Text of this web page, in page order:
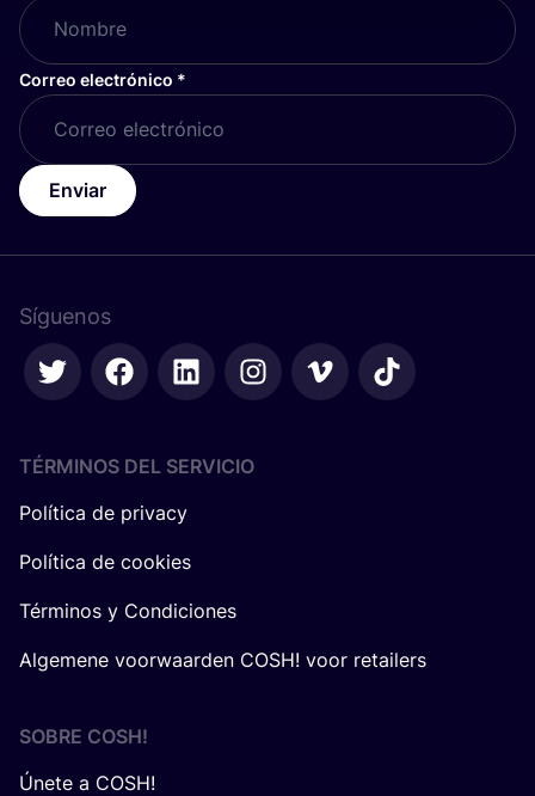
Correo electrónico *
Enviar
Síguenos
TÉRMINOS DEL SERVICIO
Política de privacy
Política de cookies
Términos y Condiciones
Algemene voorwaarden COSH! voor retailers
SOBRE COSH!
Únete a COSH!